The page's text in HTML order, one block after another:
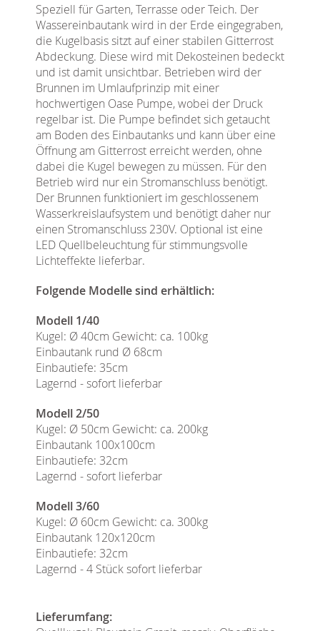
Speziell für Garten, Terrasse oder Teich. Der
Wassereinbautank wird in der Erde eingegraben,
die Kugelbasis sitzt auf einer stabilen Gitterrost
Abdeckung. Diese wird mit Dekosteinen bedeckt
und ist damit unsichtbar. Betrieben wird der
Brunnen im Umlaufprinzip mit einer
hochwertigen Oase Pumpe, wobei der Druck
regelbar ist. Die Pumpe befindet sich getaucht
am Boden des Einbautanks und kann über eine
Öffnung am Gitterrost erreicht werden, ohne
dabei die Kugel bewegen zu müssen. Für den
Betrieb wird nur ein Stromanschluss benötigt.
Der Brunnen funktioniert im geschlossenem
Wasserkreislaufsystem und benötigt daher nur
einen Stromanschluss 230V. Optional ist eine
LED Quellbeleuchtung für stimmungsvolle
Lichteffekte lieferbar.
Folgende Modelle sind erhältlich:
Modell 1/40
Kugel: Ø 40cm Gewicht: ca. 100kg
Einbautank rund Ø 68cm
Einbautiefe: 35cm
Lagernd - sofort lieferbar
Modell 2/50
Kugel: Ø 50cm Gewicht: ca. 200kg
Einbautank 100x100cm
Einbautiefe: 32cm
Lagernd - sofort lieferbar
Modell 3/60
Kugel: Ø 60cm Gewicht: ca. 300kg
Einbautank 120x120cm
Einbautiefe: 32cm
Lagernd - 4 Stück sofort lieferbar
Lieferumfang: